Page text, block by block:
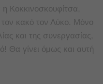
η Κοκκινοσκουφίτσα,
τον κακό τον Λύκο. Μόνο
και της συνεργασίας,
Θα γίνει όμως και αυτή